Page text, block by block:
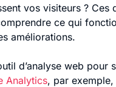
vos visiteurs ? Ces
ce qui
améliorations.
d’analyse web pour
Analytics, par